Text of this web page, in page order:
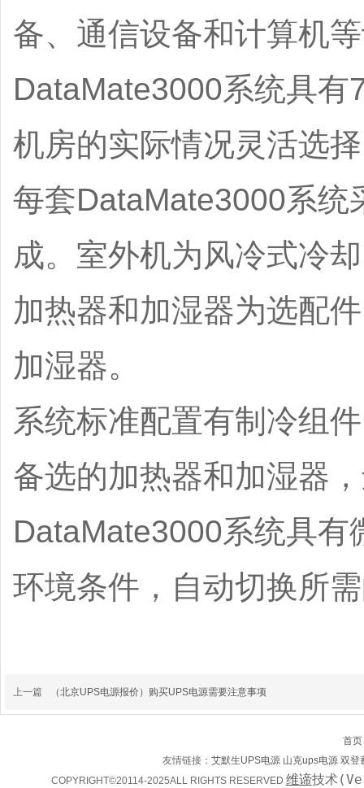
备、通信设备和计算机
DataMate3000系统具
机房的实际情况灵活选
每套DataMate3000系统
成。室外机为风冷式冷
加热器和加湿器为选配
加湿器。
系统标准配置有制冷组
备选的加热器和加湿器
DataMate3000系统具
环境条件，自动切换所
上一篇 （北京UPS电源报价）购买UPS电源需要注意事项
首页
友情链接： 艾默生UPS电源 山克ups电源 双登
COPYRIGHT©20114-2025ALL RIGHTS RESERVED 维谛技术